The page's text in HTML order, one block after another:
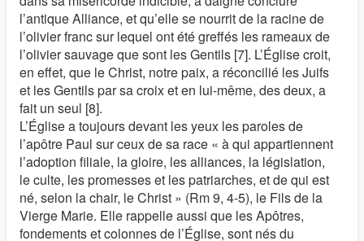
l’antique Alliance, et qu’elle se nourrit de la racine de
l’olivier franc sur lequel ont été greffés les rameaux de
l’olivier sauvage que sont les Gentils [7]. L’Église croit,
en effet, que le Christ, notre paix, a réconcilié les Juifs
et les Gentils par sa croix et en lui-même, des deux, a
fait un seul [8].
L’Église a toujours devant les yeux les paroles de
l’apôtre Paul sur ceux de sa race « à qui appartiennent
l’adoption filiale, la gloire, les alliances, la législation,
le culte, les promesses et les patriarches, et de qui est
né, selon la chair, le Christ » (Rm 9, 4-5), le Fils de la
Vierge Marie. Elle rappelle aussi que les Apôtres,
fondements et colonnes de l’Église, sont nés du